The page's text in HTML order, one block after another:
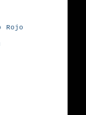
Rojo